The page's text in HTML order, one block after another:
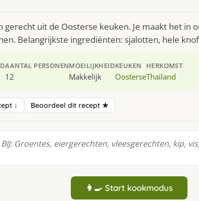
gerecht uit de Oosterse keuken. Je maakt het in
Belangrijkste ingrediënten: sjalotten, hele
AANTAL PERSONEN
12
MOEILIJKHEID
Makkelijk
KEUKEN
Oosterse
HERKOMST
Thailand
↓ Beoordeel dit recept ★
BIJ: Groentes, eiergerechten, vleesgerechten, kip,
👩‍🍳 Start kookmodus